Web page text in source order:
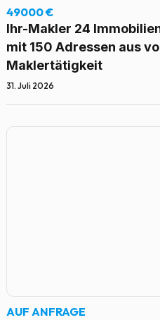
49000 €
Ihr-Makler 24
mit 150 Adressen aus
Maklertätigkeit
31. Juli 2026
AUF ANFRAGE